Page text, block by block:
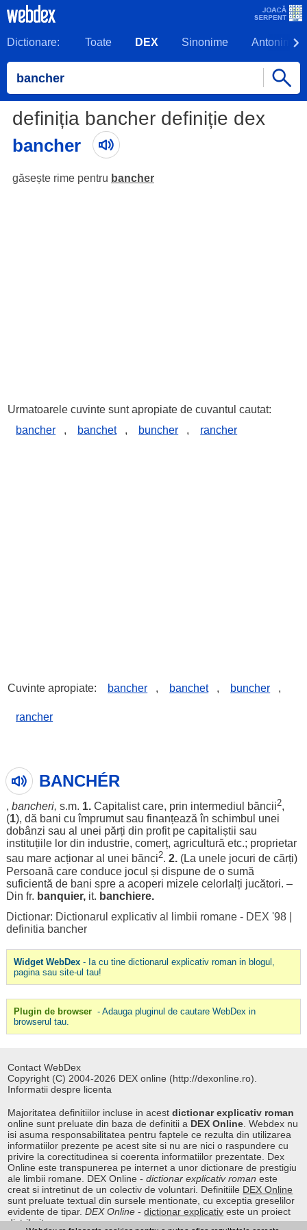
Dictionare: Toate DEX Sinonime Antonime
definiția bancher definiție dex
bancher
găsește rime pentru bancher
Urmatoarele cuvinte sunt apropiate de cuvantul cautat:
bancher
, banchet , buncher , rancher
Cuvinte apropiate: bancher , banchet , buncher ,
rancher
BANCHÉR
, bancheri, s.m. 1. Capitalistcare, prin intermediul băncii2,
(1), dă bani cuîmprumutsau finanțează în schimbul unei
dobânzi sau al unei părți din profitpe capitaliștii sau
instituțiile lordin industrie, comerț, agricultură etc.; proprietar
sau mare acționaral unei bănci2. 2. (La unele jocuri de cărți)
Persoană care conduce jocul și dispunede o sumă
suficientă de bani sprea acoperi mizele celorlalți jucători. –
Din fr. banquier, it. banchiere.
Dictionar: Dictionarul explicativ al limbii romane - DEX '98|
definitia bancher
Widget WebDex- Ia cu tine dictionarul explicativ roman in blogul,
pagina sau site-ul tau!
Plugin de browser - Adauga pluginul de cautare WebDex in
browserul tau.
Contact WebDex
Copyright (C) 2004-2026 DEX online (http://dexonline.ro).
Informatii despre licenta
Majoritatea definitiilor incluse in acestdictionar explicativ roman
online sunt preluate din baza de definitii a DEX Online . Webdex nu
isi asuma responsabilitatea pentru faptele ce rezulta din utilizarea
informatiilor prezente pe acest site si nu are nici o raspundere cu
privire la corectitudinea si coerenta informatiilor prezentate. Dex
Online este transpunerea pe internet a unor dictionare de prestigiu
ale limbii romane. DEX Online -dictionar explicativ roman este
creat si intretinut de un colectiv de voluntari. Definitiile DEX Online
sunt preluate textual din sursele mentionate, cu exceptia greselilor
evidente de tipar.DEX Online -dictionar explicativ este un proiect
distribuit.